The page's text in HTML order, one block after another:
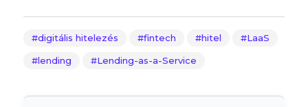
digitális hitelezés fintech hitel LaaS
lending Lending-as-a-Service